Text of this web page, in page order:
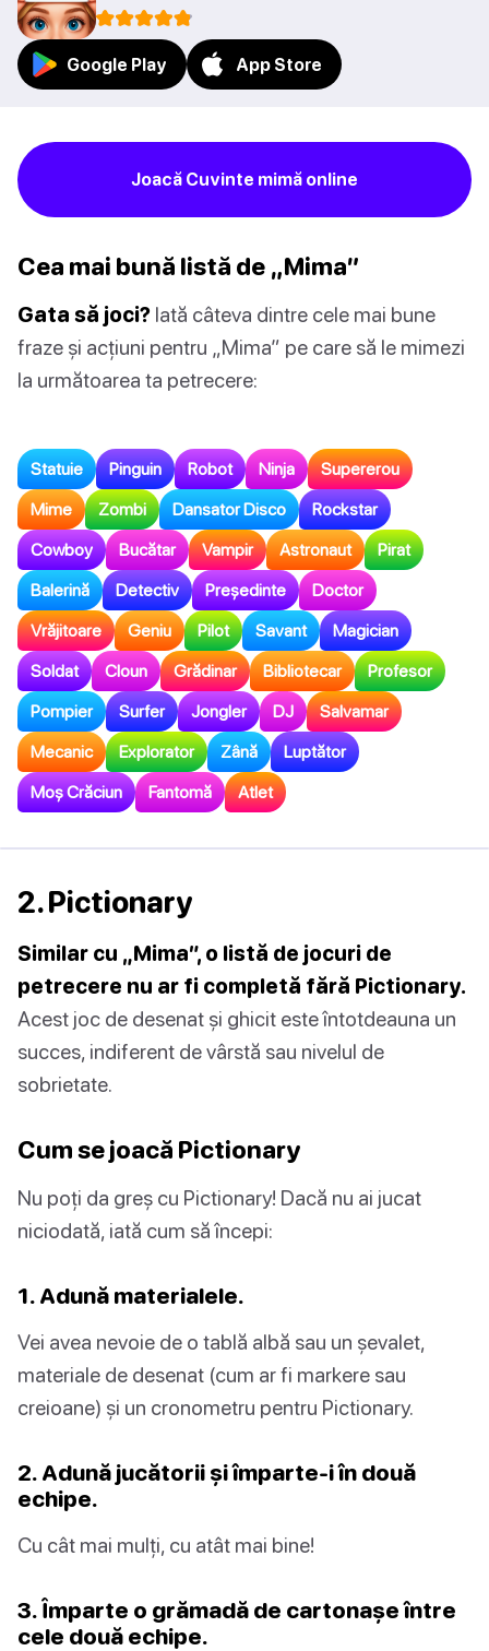
Google Play App Store
Joacă Cuvinte mimă online
Cea mai bună listă de „Mima”
Gata să joci? Iată câteva dintre cele mai bune
fraze și acțiuni pentru „Mima” pe care să le mimezi
la următoarea ta petrecere:
Statuie Pinguin Robot Ninja Supererou
Mime Zombi Dansator Disco Rockstar
Cowboy Bucătar Vampir Astronaut Pirat
Balerină Detectiv Președinte Doctor
Vrăjitoare Geniu Pilot Savant Magician
Soldat Cloun Grădinar Bibliotecar Profesor
Pompier Surfer Jongler DJ Salvamar
Mecanic Explorator Zână Luptător
Moș Crăciun Fantomă Atlet
2. Pictionary
Similar cu „Mima”, o listă de jocuri de
petrecere nu ar fi completă fără Pictionary.
Acest joc de desenat și ghicit este întotdeauna un
succes, indiferent de vârstă sau nivelul de
sobrietate.
Cum se joacă Pictionary
Nu poți da greș cu Pictionary! Dacă nu ai jucat
niciodată, iată cum să începi:
1. Adună materialele.
Vei avea nevoie de o tablă albă sau un șevalet,
materiale de desenat (cum ar fi markere sau
creioane) și un cronometru pentru Pictionary.
2. Adună jucătorii și împarte-i în două
echipe.
Cu cât mai mulți, cu atât mai bine!
3. Împarte o grămadă de cartonașe între
cele două echipe.